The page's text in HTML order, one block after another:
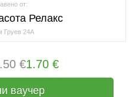
от:
Релакс
Груев 24А
€1.70 €
ваучер